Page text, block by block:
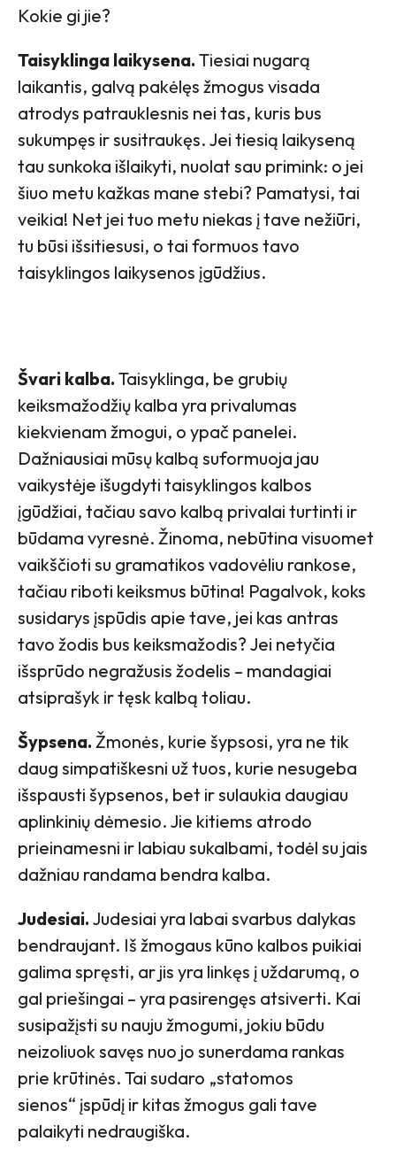
Kokie gi jie?
Taisyklinga laikysena. Tiesiai nugarą
laikantis, galvą pakėlęs žmogus visada
atrodys patrauklesnis nei tas, kuris bus
sukumpęs ir susitraukęs. Jei tiesią laikyseną
tau sunkoka išlaikyti, nuolat sau primink: o jei
šiuo metu kažkas mane stebi? Pamatysi, tai
veikia! Net jei tuo metu niekas į tave nežiūri,
tu būsi išsitiesusi, o tai formuos tavo
taisyklingos laikysenos įgūdžius.
Švari kalba. Taisyklinga, be grubių
keiksmažodžių kalba yra privalumas
kiekvienam žmogui, o ypač panelei.
Dažniausiai mūsų kalbą suformuoja jau
vaikystėje išugdyti taisyklingos kalbos
įgūdžiai, tačiau savo kalbą privalai turtinti ir
būdama vyresnė. Žinoma, nebūtina visuomet
vaikščioti su gramatikos vadovėliu rankose,
tačiau riboti keiksmus būtina! Pagalvok, koks
susidarys įspūdis apie tave, jei kas antras
tavo žodis bus keiksmažodis? Jei netyčia
išsprūdo negražusis žodelis – mandagiai
atsiprašyk ir tęsk kalbą toliau.
Šypsena. Žmonės, kurie šypsosi, yra ne tik
daug simpatiškesni už tuos, kurie nesugeba
išspausti šypsenos, bet ir sulaukia daugiau
aplinkinių dėmesio. Jie kitiems atrodo
prieinamesni ir labiau sukalbami, todėl su jais
dažniau randama bendra kalba.
Judesiai. Judesiai yra labai svarbus dalykas
bendraujant. Iš žmogaus kūno kalbos puikiai
galima spręsti, ar jis yra linkęs į uždarumą, o
gal priešingai – yra pasirengęs atsiverti. Kai
susipažįsti su nauju žmogumi, jokiu būdu
neizoliuok savęs nuo jo sunerdama rankas
prie krūtinės. Tai sudaro „statomos
sienos“ įspūdį ir kitas žmogus gali tave
palaikyti nedraugiška.